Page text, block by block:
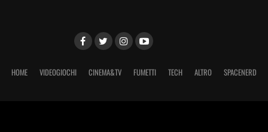
HOME VIDEOGIOCHI CINEMA&TV FUMETTI TECH ALTRO SPACENERD